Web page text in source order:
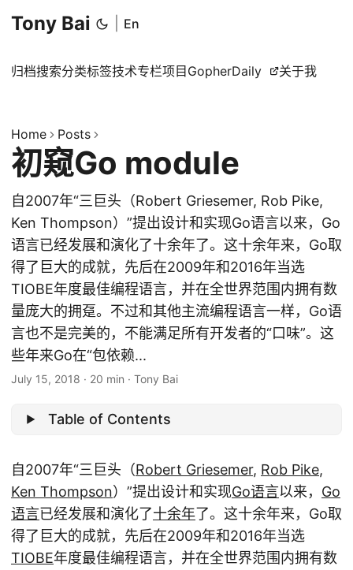
Tony Bai En
归档搜索分类标签技术专栏项目 GopherDaily 关于我
Home Posts
初窥Go module
自2007年“三巨头（Robert Griesemer, Rob Pike,
Ken Thompson）”提出设计和实现Go语言以来，Go
语言已经发展和演化了十余年了。这十余年来，Go取
得了巨大的成就，先后在2009年和2016年当选
TIOBE年度最佳编程语言，并在全世界范围内拥有数
量庞大的拥趸。不过和其他主流编程语言一样，Go语
言也不是完美的，不能满足所有开发者的“口味”。这
些年来Go在“包依赖...
July 15, 2018 · 20 min · Tony Bai
Table of Contents
自2007年“三巨头（Robert Griesemer, Rob Pike,
Ken Thompson）”提出设计和实现Go语言以来， Go
语言已经发展和演化了十余年了。这十余年来，Go取
得了巨大的成就，先后在2009年和2016年当选
TIOBE年度最佳编程语言，并在全世界范围内拥有数